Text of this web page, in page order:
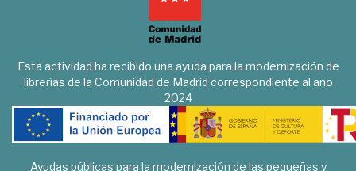
Esta actividad ha recibido una ayuda para la modernización de
librerías de la Comunidad de Madrid correspondiente al año
2024
Ayudas públicas para la modernización de las pequeñas y